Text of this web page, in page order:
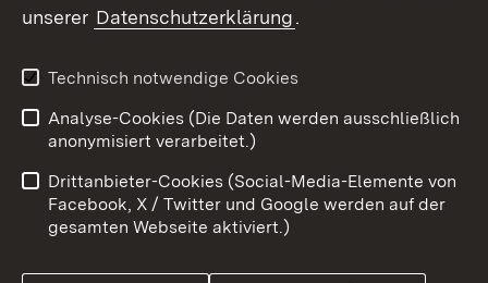
X / Twitter
Youtube
Benutzungshinweise
Barrierefreiheit
Datenschutz
Cookies
unserer Datenschutzerklärung.
Technisch notwendige Cookies
Analyse-Cookies (Die Daten werden ausschließlich
anonymisiert verarbeitet.)
Drittanbieter-Cookies (Social-Media-Elemente von
Facebook, X / Twitter und Google werden auf der
gesamten Webseite aktiviert.)